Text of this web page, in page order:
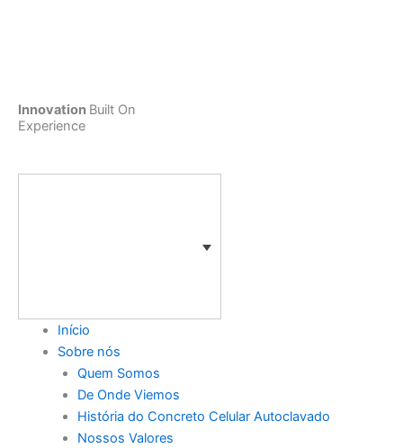
Innovation Built On
Experience
Início
Sobre nós
Quem Somos
De Onde Viemos
História do Concreto Celular Autoclavado
Nossos Valores